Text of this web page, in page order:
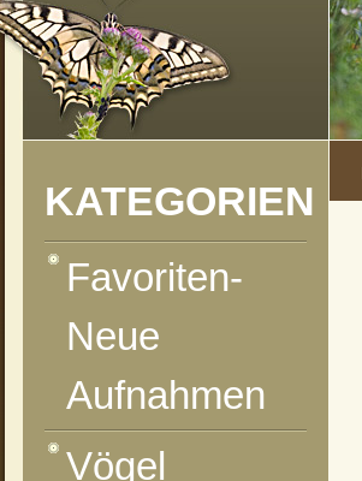
vorheriges
zur
KATEGORIEN
Favoriten-
Neue
Aufnahmen
Vögel